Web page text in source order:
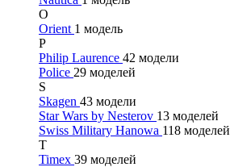
O
Orient 1 модель
P
Philip Laurence 42 модели
Police 29 моделей
S
Skagen 43 модели
Star Wars by Nesterov 13 моделей
Swiss Military Hanowa 118 моделей
T
Timex 39 моделей